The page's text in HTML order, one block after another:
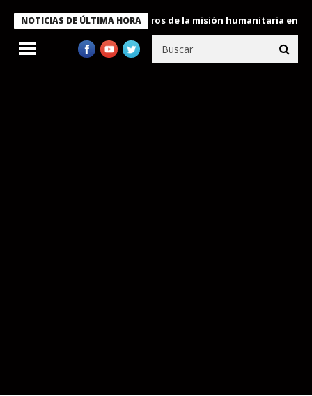
NOTICIAS DE ÚLTIMA HORA
condecora a miembros de la misión humanitaria enviada a